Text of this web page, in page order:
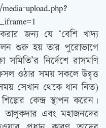
upload.php?
জন্য যে ‘বেশি খাদ্য
শুরু হয় তার পুরোভাগে
সমিতি’র নির্দেশে রাসমণি
ওঠার সময় সকলে উদ্বৃত্ত
সেখান থেকে ধান নিত)
কেন্দ্র স্থাপন করেন।
তালুকদার এবং মহাজনদের